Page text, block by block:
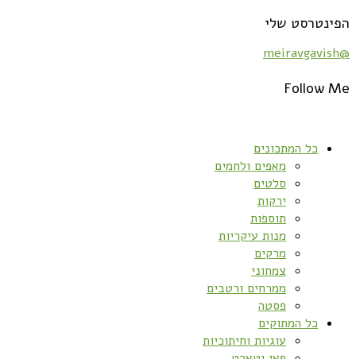
הפינטרסט שלי
@meiravgavish
Follow Me
כל המתכונים
מאפים ולחמים
סלטים
ירקות
תוספות
מנות עיקריות
מרקים
צמחוני
ממרחים ורטבים
פסטה
כל המתוקים
עוגיות וחיתוכיות